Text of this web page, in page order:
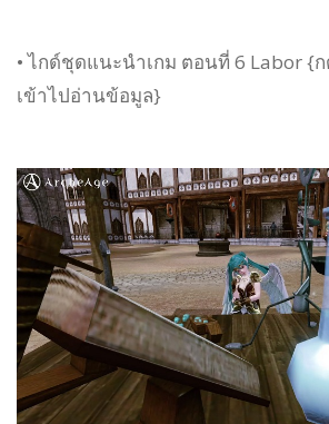
• ไกด์ชุดแนะนำเกม ตอนที่ 6 Labor {
เข้าไปอ่านข้อมูล}